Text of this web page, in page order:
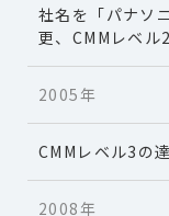
社名を「パナソ
更、CMMレベル
2005年
CMMレベル3の
2008年